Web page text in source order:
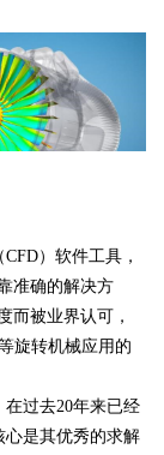
）软件工具，
准确的解决方
而被业界认可，
旋转机械应用的
在过去20年来已经
心是其优秀的求解